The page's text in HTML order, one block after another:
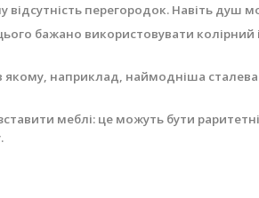
перегородок. Навіть душ
бажано використовувати колірний
наприклад, наймодніша сталева
меблі: це можуть бути